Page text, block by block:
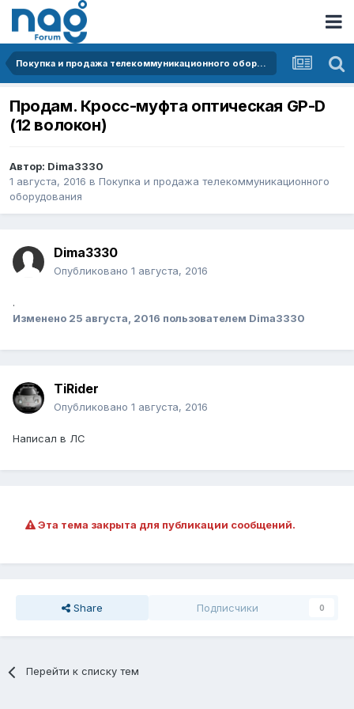
Покупка и продажа телекоммуникационного оборудования
Продам. Кросс-муфта оптическая GP-D
(12 волокон)
Автор: Dima3330
1 августа, 2016 в Покупка и продажа телекоммуникационного
оборудования
Dima3330
Опубликовано 1 августа, 2016
.
Изменено 25 августа, 2016 пользователем Dima3330
TiRider
Опубликовано 1 августа, 2016
Написал в ЛС
Эта тема закрыта для публикации сообщений.
Share Подписчики 0
Перейти к списку тем